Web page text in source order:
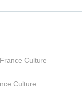
Culture
Culture